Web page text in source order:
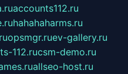
accounts112.ru
hahahaharms.ru
opsmgr.ruev-gallery.ru
112.rucsm-demo.ru
allseo-host.ru